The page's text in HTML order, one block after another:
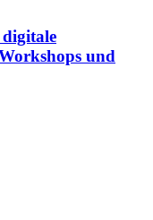
digitale
und